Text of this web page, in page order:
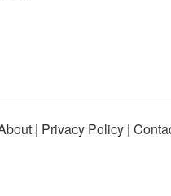
| Privacy Policy |